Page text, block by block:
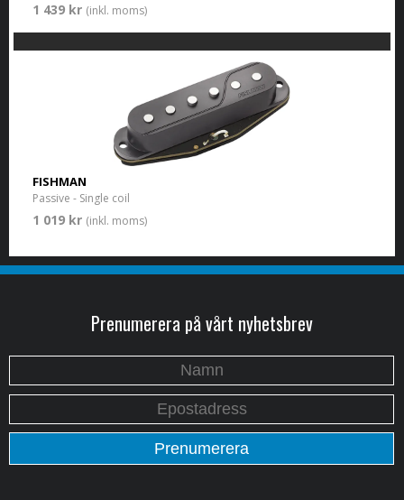
1 439 kr (inkl. moms)
FISHMAN
Passive - Single coil
1 019 kr (inkl. moms)
Prenumerera på vårt nyhetsbrev